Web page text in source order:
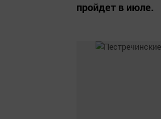
пройдет в июле.